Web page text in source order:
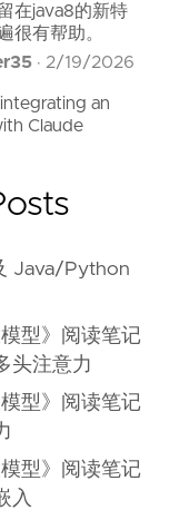
在java8的新特
很有帮助。
· 2/19/2026
an
Claude
Java/Python
模型》阅读笔记
头注意力
模型》阅读笔记
模型》阅读笔记
入